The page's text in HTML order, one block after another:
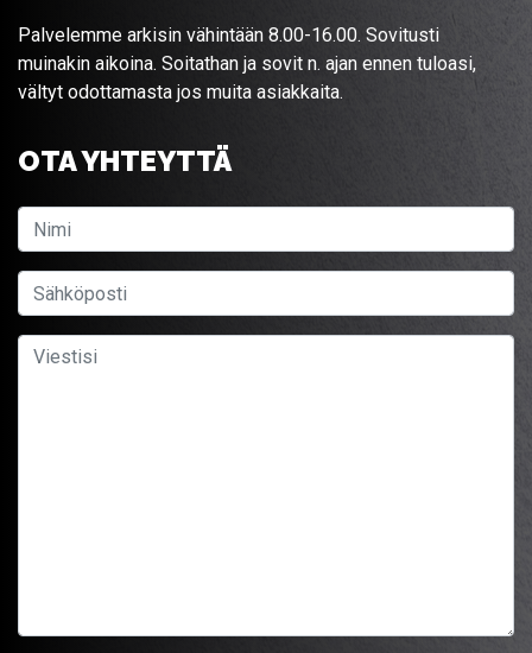
Palvelemme arkisin vähintään 8.00-16.00. Sovitusti
muinakin aikoina. Soitathan ja sovit n. ajan ennen tuloasi,
vältyt odottamasta jos muita asiakkaita.
OTA YHTEYTTÄ